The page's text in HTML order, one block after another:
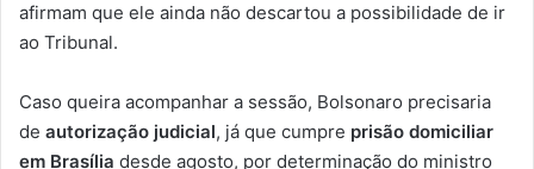
afirmam que ele ainda não descartou a possibilidade de ir
ao Tribunal.
Caso queira acompanhar a sessão, Bolsonaro precisaria
de autorização judicial, já que cumpre prisão domiciliar
em Brasília desde agosto, por determinação do ministro